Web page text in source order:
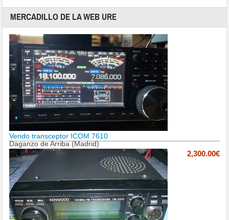
MERCADILLO DE LA WEB URE
Vendo transceptor ICOM 7610
Daganzo de Arriba (Madrid)
2,300.00€